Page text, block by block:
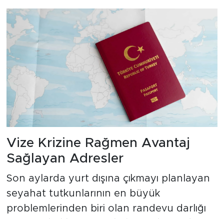
Vize Krizine Rağmen Avantaj
Sağlayan Adresler
Son aylarda yurt dışına çıkmayı planlayan
seyahat tutkunlarının en büyük
problemlerinden biri olan randevu darlığı